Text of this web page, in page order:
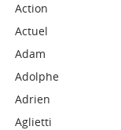
Action
Actuel
Adam
Adolphe
Adrien
Aglietti